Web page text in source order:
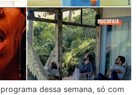
dessa semana, só com